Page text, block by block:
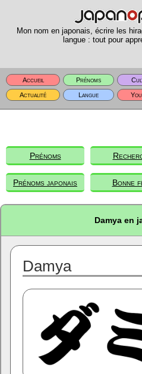
Mon nom en japonais, écrire les
langue : tout pour
Accueil Prénoms
Actualité
Langue
Prénoms
Prénoms japonais Bonne
Damya en
Damya